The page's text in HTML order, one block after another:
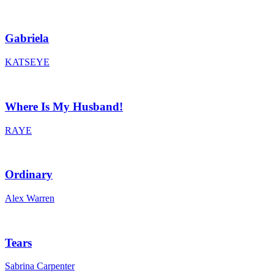
Gabriela
KATSEYE
Where Is My Husband!
RAYE
Ordinary
Alex Warren
Tears
Sabrina Carpenter